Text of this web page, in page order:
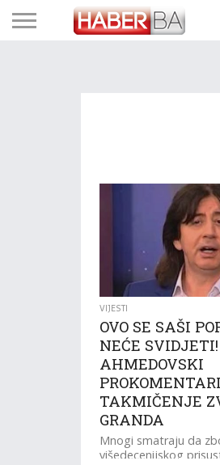
VIJESTI
OVO SE SAŠI
NEĆE
AHMEDOVSKI
TAKMIČENJE
GRANDA
Mnogi smatraju da
višedecenijskog